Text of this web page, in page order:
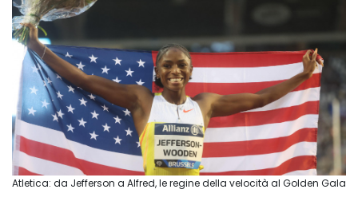
Atletica: da Jefferson a Alfred, le regine della velocità al Golden Gala